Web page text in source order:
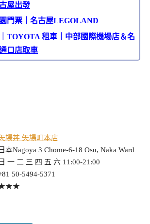
屋出發
門票｜名古屋LEGOLAND
TOYOTA 租車｜中部國際機場店＆名
口店取車
場丼 矢場町本店
本Nagoya 3 Chome-6-18 Osu, Naka Ward
一 二 三 四 五 六 11:00-21:00
50-5494-5371